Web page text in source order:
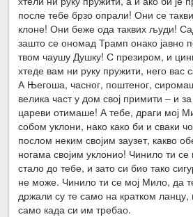
после тебе брзо опрали! Они се
клоне! Они беже ода таквих људи!
зашто се ономад Трамп онако јавно
твом чаушу Душку! С презиром, и
хтеде вам ни руку пружити, него вас
А Његоша, часног, поштеног,
велика част у дом свој примити – и
цареви отимаше! А тебе, драги мој
собом уклони, нако како би и сваки
послом неким својим заузет, какво
ногама својим уклонио! Чинило ти
стало до тебе, и зато си био тако
не може. Чинило ти се мој Мило, да
држали су те само на кратком
само када си им требао.